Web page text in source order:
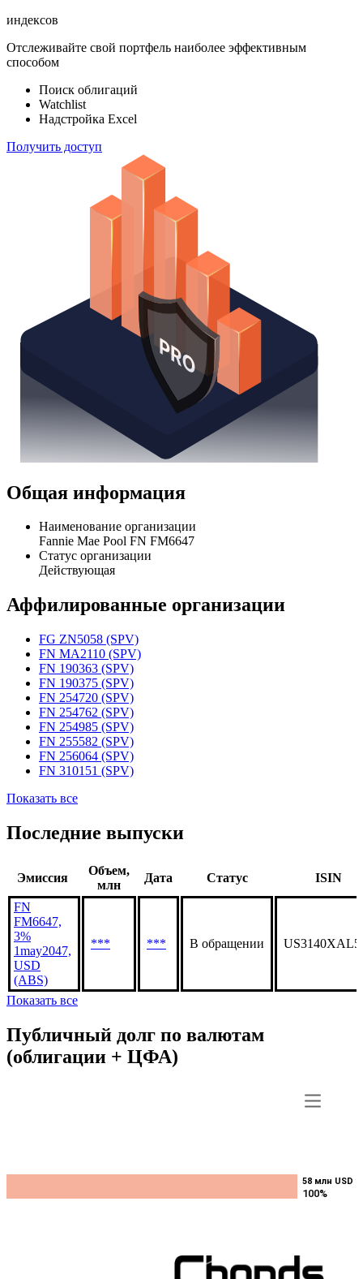
индексов
Отслеживайте свой портфель наиболее эффективным
способом
Поиск облигаций
Watchlist
Надстройка Excel
Получить доступ
Общая информация
Наименование организации
Fannie Mae Pool FN FM6647
Статус организации
Действующая
Аффилированные организации
FG ZN5058 (SPV)
FN MA2110 (SPV)
FN 190363 (SPV)
FN 190375 (SPV)
FN 254720 (SPV)
FN 254762 (SPV)
FN 254985 (SPV)
FN 255582 (SPV)
FN 256064 (SPV)
FN 310151 (SPV)
Показать все
Последние выпуски
Эмиссия
Объем,
млн
Дата Статус ISIN
FN
FM6647,
3%
1may2047,
USD
(ABS)
*** *** В обращении
Показать все
Публичный долг по валютам
(облигации + ЦФА)
58 млн USD
100%
58 млн USD
100%